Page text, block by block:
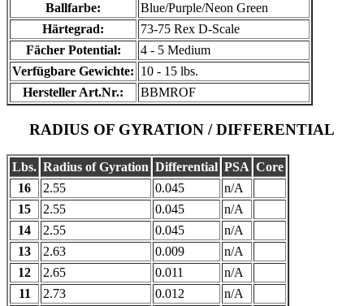
Ballfarbe:
Blue/Purple/Neon Green
Härtegrad:
73-75 Rex D-Scale
Fächer Potential:
4 - 5 Medium
Verfügbare Gewichte: 10 - 15 lbs.
Hersteller Art.Nr.:
BBMROF
RADIUS OF GYRATION / DIFFERENTIAL
Lbs. Radius of Gyration Differential PSA Core
16
2.55 0.045
n/A
15
2.55 0.045
n/A
14
2.55 0.045
n/A
13
2.63 0.009
n/A
12
2.65 0.011
n/A
11
2.73 0.012
n/A